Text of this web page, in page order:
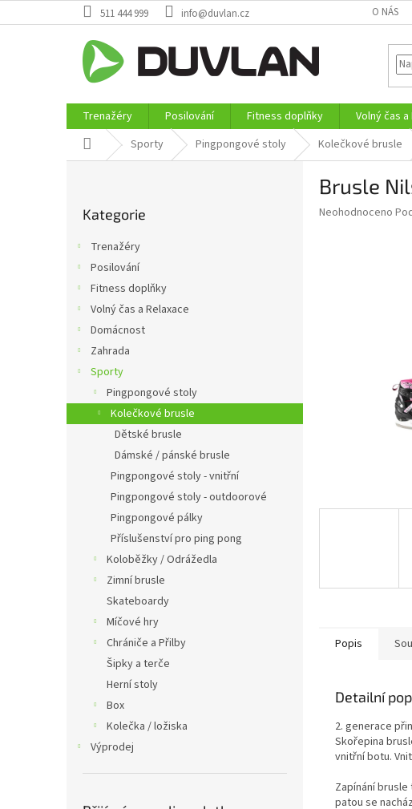
na
511 444 999 info@duvlan.cz O NÁS
Trenažéry Posilování Fitness doplňky Volný čas a
Domů Sporty Pingpongové stoly Kolečkové brusle
l
kategorie
Kategorie
Trenažéry
Posilování
Fitness doplňky
Volný čas a Relaxace
Domácnost
Zahrada
Sporty
Pingpongové stoly
Kolečkové brusle
Dětské brusle
Dámské / pánské brusle
Pingpongové stoly - vnitřní
Pingpongové stoly - outdoorové
Pingpongové pálky
Příslušenství pro ping pong
Koloběžky / Odrážedla
Zimní brusle
Skateboardy
Míčové hry
Chrániče a Přilby
Šipky a terče
Herní stoly
Box
Kolečka / ložiska
Výprodej
Brusle
Průměrné
Neohodnoceno
Popis
Detailní
2. generace
Skořepina
vnitřní botu.
Zapínání
patou se